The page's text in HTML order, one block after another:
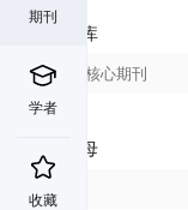
期刊
学者
收藏
数据库
北大核心期刊
首字母